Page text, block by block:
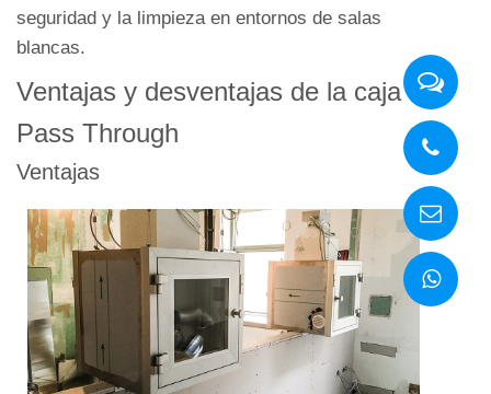
seguridad y la limpieza en entornos de salas
blancas.
Ventajas y desventajas de la caja
Pass Through
Ventajas